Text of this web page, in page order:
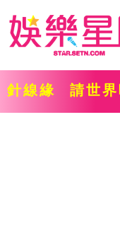
針線緣 請世